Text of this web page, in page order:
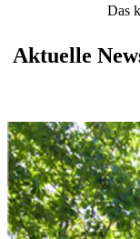
Das
Aktuelle